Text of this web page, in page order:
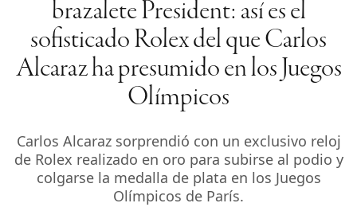
brazalete President: así es el
sofisticado Rolex del que Carlos
Alcaraz ha presumido en los Juegos
Olímpicos
Carlos Alcaraz sorprendió con un exclusivo reloj
de Rolex realizado en oro para subirse al podio y
colgarse la medalla de plata en los Juegos
Olímpicos de París.